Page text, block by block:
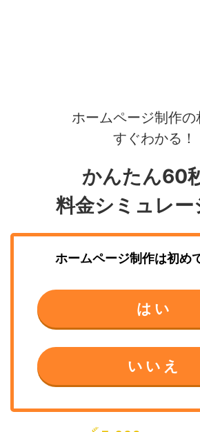
ホームページ制作の
すぐわかる！
かんたん60
料金シミュレー
ホームページ制作は初め
はい
いいえ